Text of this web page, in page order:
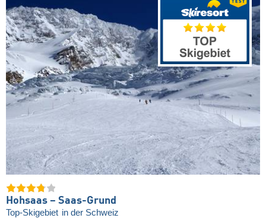
Hohsaas – Saas-Grund
Top-Skigebiet in der Schweiz